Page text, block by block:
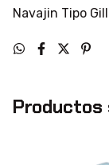
Navajin Tipo
Productos